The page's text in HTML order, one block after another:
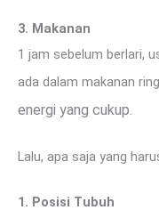
3. Makanan
1 jam sebelum berlari,
ada dalam makanan
energi yang cukup.
Lalu, apa saja yang
1. Posisi Tubuh